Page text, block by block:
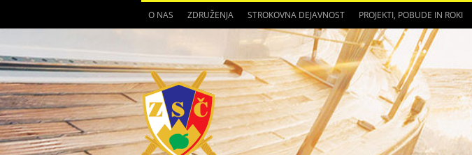
O NAS ZDRUŽENJA STROKOVNA DEJAVNOST PROJEKTI, POBUDE IN ROKI